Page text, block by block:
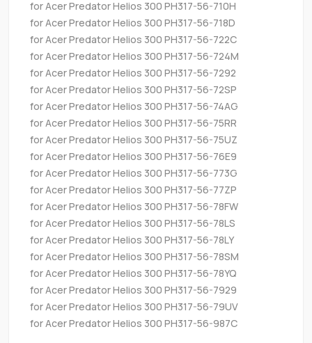
for Acer Predator Helios 300 PH317-56-710H
for Acer Predator Helios 300 PH317-56-718D
for Acer Predator Helios 300 PH317-56-722C
for Acer Predator Helios 300 PH317-56-724M
for Acer Predator Helios 300 PH317-56-7292
for Acer Predator Helios 300 PH317-56-72SP
for Acer Predator Helios 300 PH317-56-74AG
for Acer Predator Helios 300 PH317-56-75RR
for Acer Predator Helios 300 PH317-56-75UZ
for Acer Predator Helios 300 PH317-56-76E9
for Acer Predator Helios 300 PH317-56-773G
for Acer Predator Helios 300 PH317-56-77ZP
for Acer Predator Helios 300 PH317-56-78FW
for Acer Predator Helios 300 PH317-56-78LS
for Acer Predator Helios 300 PH317-56-78LY
for Acer Predator Helios 300 PH317-56-78SM
for Acer Predator Helios 300 PH317-56-78YQ
for Acer Predator Helios 300 PH317-56-7929
for Acer Predator Helios 300 PH317-56-79UV
for Acer Predator Helios 300 PH317-56-987C